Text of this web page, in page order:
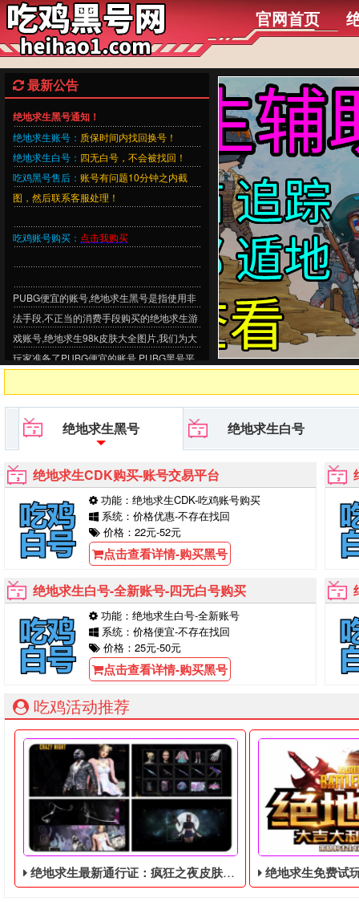
官网首页
最新公告
绝地求生黑号通知！
绝地求生账号： 质保时间内找回换号！
绝地求生白号： 四无白号，不会被找回！
吃鸡黑号售后： 账号有问题10分钟之内截
图，然后联系客服处理！
吃鸡账号购买： 点击我购买
PUBG便宜的账号,绝地求生黑号是指使用非
法手段,不正当的消费手段购买的绝地求生游
戏账号,绝地求生98k皮肤大全图片,我们为大
玩家准备了PUBG便宜的账号,PUBG黑号平
绝地求生黑号 绝地求生白号
绝地求生CDK购买-账号交易平台
功能：绝地求生CDK-吃鸡账号购买
系统：价格优惠-不存在找回
价格：22元-52元
点击查看详情-购买黑号
绝地求生白号-全新账号-四无白号购买
功能：绝地求生白号-全新账号
系统：价格便宜-不存在找回
价格：25元-50元
点击查看详情-购买黑号
吃鸡活动推荐
绝地求生最新通行证：疯狂之夜皮肤暴露！将于9月8日推出！ 绝地求生免费试玩，